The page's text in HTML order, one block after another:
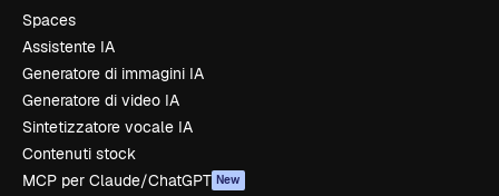
Spaces
Assistente IA
Generatore di immagini IA
Generatore di video IA
Sintetizzatore vocale IA
Contenuti stock
MCP per Claude/ChatGPT New